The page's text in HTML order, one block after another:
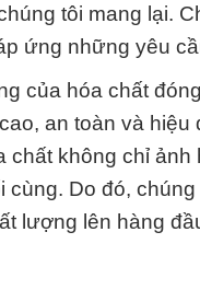
tôi mang lại.
ứng những yêu
của hóa chất
an toàn và
không chỉ
Do đó,
lượng lên hàng